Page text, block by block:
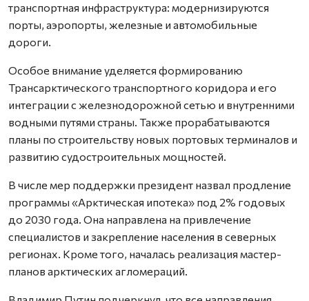
транспортная инфраструктура: модернизируются
порты, аэропорты, железные и автомобильные
дороги.
Особое внимание уделяется формированию
Трансарктического транспортного коридора и его
интеграции с железнодорожной сетью и внутренними
водными путями страны. Также прорабатываются
планы по строительству новых портовых терминалов и
развитию судостроительных мощностей.
В числе мер поддержки президент назвал продление
программы «Арктическая ипотека» под 2% годовых
до 2030 года. Она направлена на привлечение
специалистов и закрепление населения в северных
регионах. Кроме того, началась реализация мастер-
планов арктических агломераций.